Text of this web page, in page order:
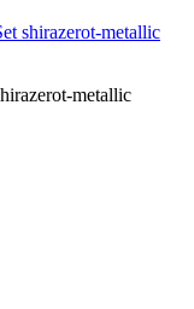
shirazerot-metallic